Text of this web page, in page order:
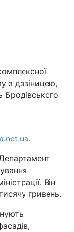
з дзвіницею,
Бродівського
Він
гривень.